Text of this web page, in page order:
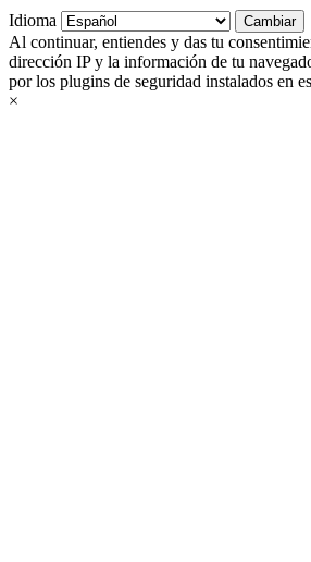
Idioma
Al continuar, entiendes y das tu
dirección IP y la información de tu
por los plugins de seguridad instalados en
×